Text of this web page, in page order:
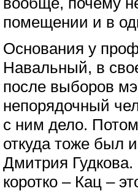
помещении и в
Основания у
Навальный, в
после выборов
непорядочный
с ним дело.
откуда тоже был
Дмитрия
коротко – Кац –